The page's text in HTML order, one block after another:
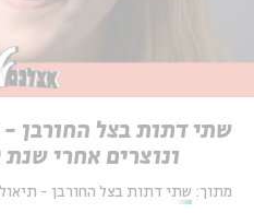
שתי דתות בצל החורבן -
ונוצרים אחרי שנת 70 - שיעור מס' 3
מתוך: שתי דתות בצל החורבן -